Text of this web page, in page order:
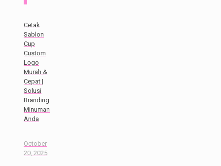
Cetak
Sablon
Cup
Custom
Logo
Murah &
Cepat |
Solusi
Branding
Minuman
Anda
October
20, 2025